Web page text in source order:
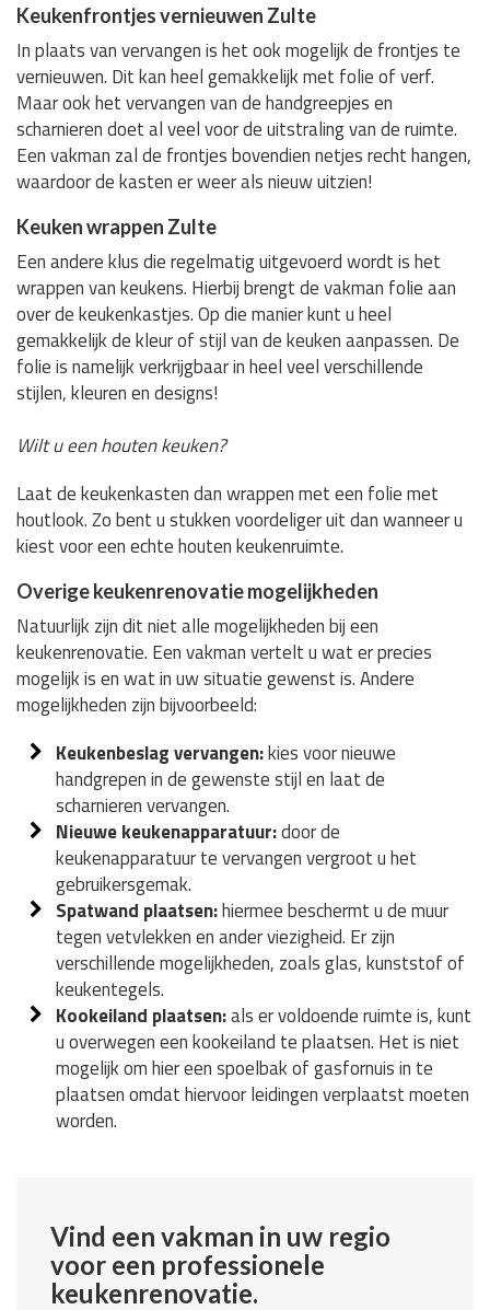
Keukenfrontjes vernieuwen Zulte
In plaats van vervangen is het ook mogelijk de frontjes te
vernieuwen. Dit kan heel gemakkelijk met folie of verf.
Maar ook het vervangen van de handgreepjes en
scharnieren doet al veel voor de uitstraling van de ruimte.
Een vakman zal de frontjes bovendien netjes recht hangen,
waardoor de kasten er weer als nieuw uitzien!
Keuken wrappen Zulte
Een andere klus die regelmatig uitgevoerd wordt is het
wrappen van keukens. Hierbij brengt de vakman folie aan
over de keukenkastjes. Op die manier kunt u heel
gemakkelijk de kleur of stijl van de keuken aanpassen. De
folie is namelijk verkrijgbaar in heel veel verschillende
stijlen, kleuren en designs!
Wilt u een houten keuken?
Laat de keukenkasten dan wrappen met een folie met
houtlook. Zo bent u stukken voordeliger uit dan wanneer u
kiest voor een echte houten keukenruimte.
Overige keukenrenovatie mogelijkheden
Natuurlijk zijn dit niet alle mogelijkheden bij een
keukenrenovatie. Een vakman vertelt u wat er precies
mogelijk is en wat in uw situatie gewenst is. Andere
mogelijkheden zijn bijvoorbeeld:
Keukenbeslag vervangen:kies voor nieuwe
handgrepen in de gewenste stijl en laat de
scharnieren vervangen.
Nieuwe keukenapparatuur:door de
keukenapparatuur te vervangen vergroot u het
gebruikersgemak.
Spatwand plaatsen:hiermee beschermt u de muur
tegen vetvlekken en ander viezigheid. Er zijn
verschillende mogelijkheden, zoals glas, kunststof of
keukentegels.
Kookeiland plaatsen:als er voldoende ruimte is, kunt
u overwegen een kookeiland te plaatsen. Het is niet
mogelijk om hier een spoelbak of gasfornuis in te
plaatsen omdat hiervoor leidingen verplaatst moeten
worden.
Vind een vakman in uw regio
voor een professionele
keukenrenovatie.